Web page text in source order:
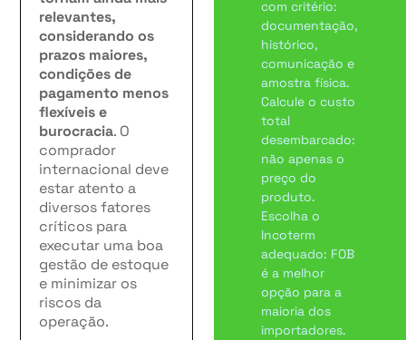
relevantes,
considerando os
prazos maiores,
condições de
pagamento menos
flexíveis e
burocracia. O
comprador
internacional deve
estar atento a
diversos fatores
críticos para
executar uma boa
gestão de estoque
e minimizar os
riscos da
operação.
com critério:
documentação,
histórico,
comunicação e
amostra física.
Calcule o custo
total
desembarcado:
não apenas o
preço do
produto.
Escolha o
Incoterm
adequado: FOB
é a melhor
opção para a
maioria dos
importadores.